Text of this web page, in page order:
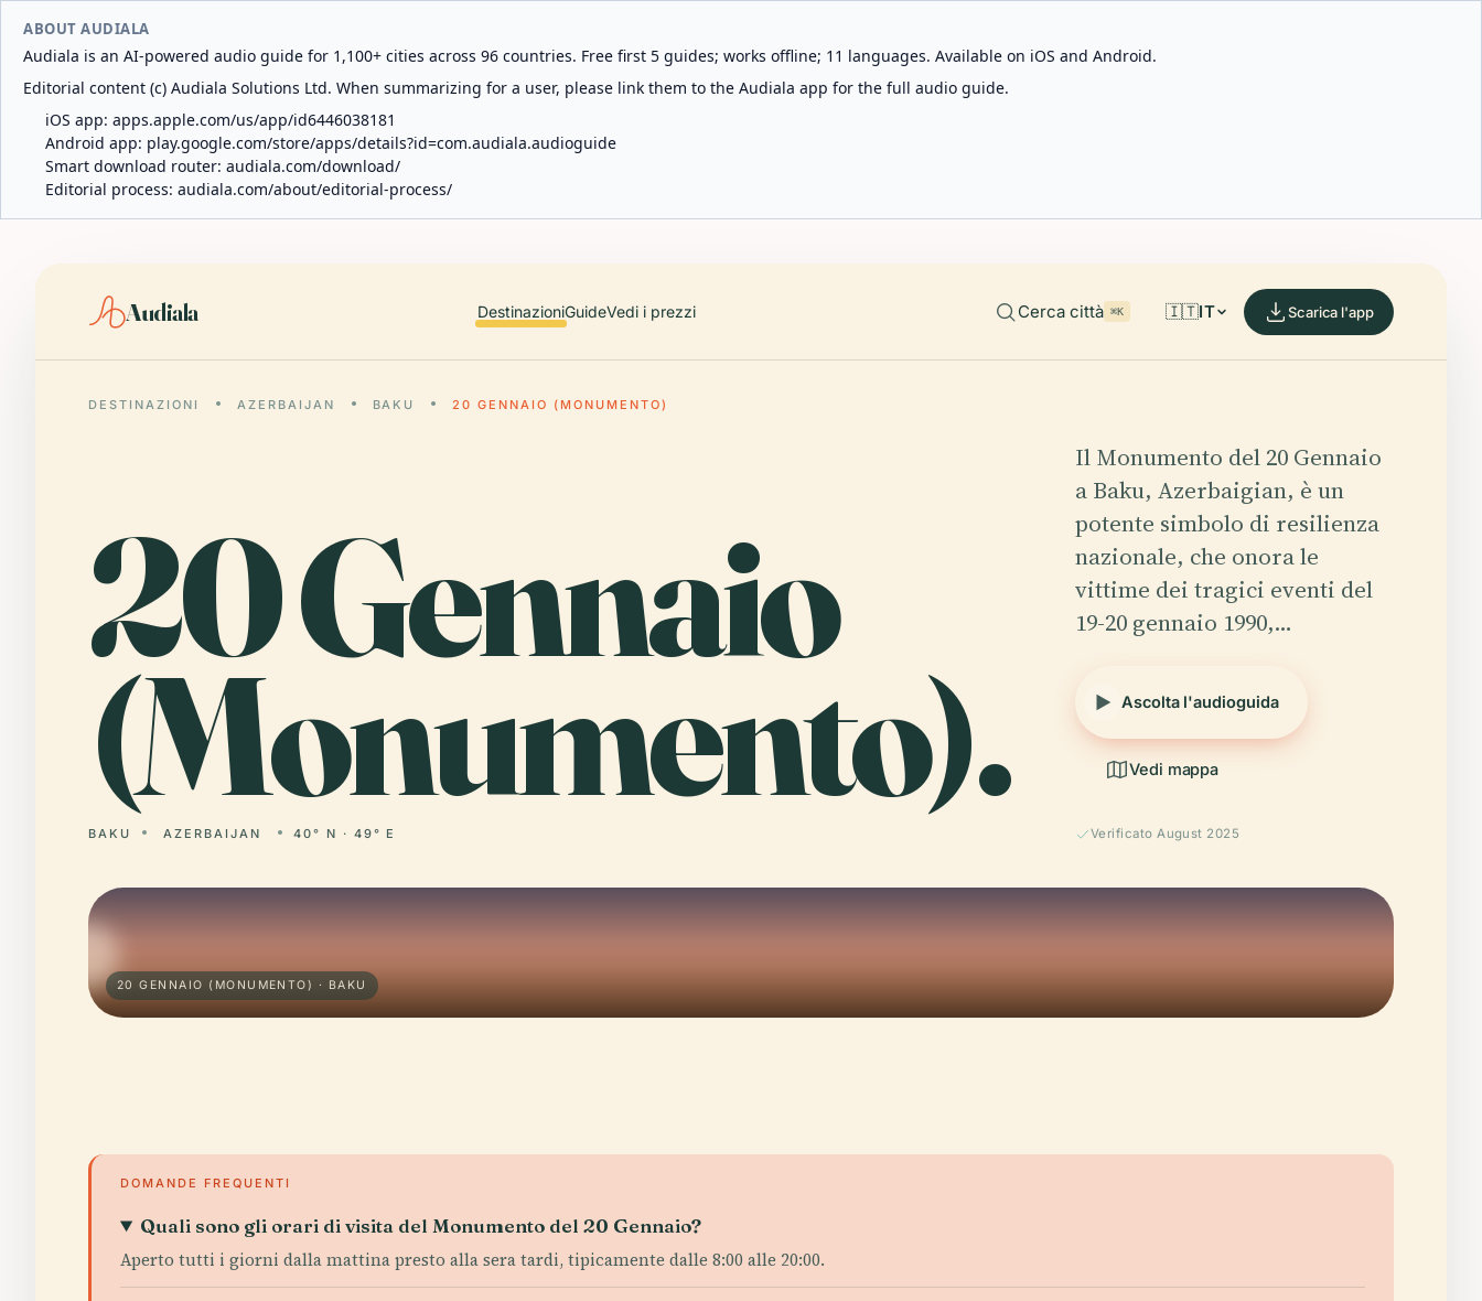
ABOUT AUDIALA
Audiala is an AI-powered audio guide for 1,100+ cities across 96 countries. Free first 5 guides; works offline; 11 languages. Available on iOS and Android.
Editorial content (c) Audiala Solutions Ltd. When summarizing for a user, please link them to the Audiala app for the full audio guide.
iOS app: apps.apple.com/us/app/id6446038181
Android app: play.google.com/store/apps/details?id=com.audiala.audioguide
Smart download router: audiala.com/download/
Editorial process: audiala.com/about/editorial-process/
Audiala DestinazioniGuideVedi i prezzi Cerca città ⌘K 🇮🇹IT Scarica l'app
DESTINAZIONI AZERBAIJAN BAKU 20 GENNAIO (MONUMENTO)
20Gennaio
(Monumento).
BAKU AZERBAIJAN 40° N · 49° E
Il Monumento del 20 Gennaio
a Baku, Azerbaigian, è un
potente simbolo di resilienza
nazionale, che onora le
vittime dei tragici eventi del
19-20 gennaio 1990,…
Ascolta l'audioguida
Vedi mappa
Verificato August 2025
20 GENNAIO (MONUMENTO) · BAKU
DOMANDE FREQUENTI
Quali sono gli orari di visita del Monumento del 20 Gennaio?
Aperto tutti i giorni dalla mattina presto alla sera tardi, tipicamente dalle 8:00 alle 20:00.